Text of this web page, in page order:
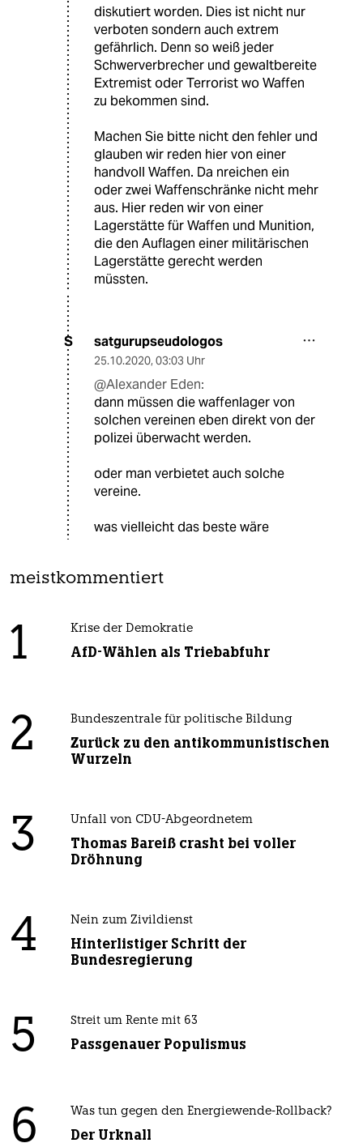
diskutiert worden. Dies ist nicht nur
verboten sondern auch extrem
gefährlich. Denn so weiß jeder
Schwerverbrecher und gewaltbereite
Extremist oder Terrorist wo Waffen
zu bekommen sind.
Machen Sie bitte nicht den fehler und
glauben wir reden hier von einer
handvoll Waffen. Da nreichen ein
oder zwei Waffenschränke nicht mehr
aus. Hier reden wir von einer
Lagerstätte für Waffen und Munition,
die den Auflagen einer militärischen
Lagerstätte gerecht werden
müssten.
S satgurupseudologos
25.10.2020, 03:03 Uhr
@Alexander Eden:
dann müssen die waffenlager von
solchen vereinen eben direkt von der
polizei überwacht werden.
oder man verbietet auch solche
vereine.
was vielleicht das beste wäre
meistkommentiert
1 Krise der Demokratie
AfD-Wählen als Triebabfuhr
2 Bundeszentrale für politische Bildung
Zurück zu den antikommunistischen
Wurzeln
3 Unfall von CDU-Abgeordnetem
Thomas Bareiß crasht bei voller
Dröhnung
4 Nein zum Zivildienst
Hinterlistiger Schritt der
Bundesregierung
5 Streit um Rente mit 63
Passgenauer Populismus
6 Was tun gegen den Energiewende-Rollback?
Der Urknall